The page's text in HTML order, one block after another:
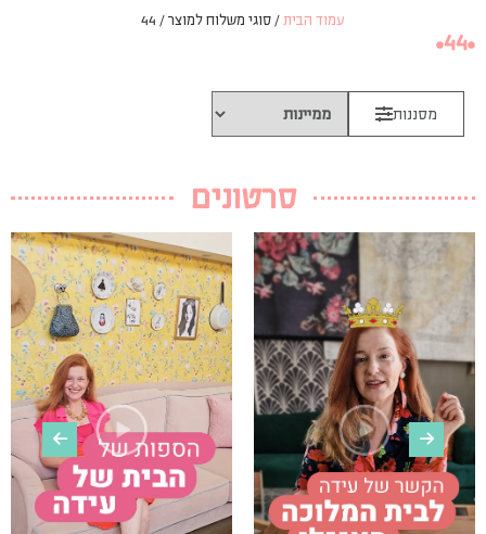
עמוד הבית / סוגי משלוח למוצר / 44
44
מסננות
סרטונים